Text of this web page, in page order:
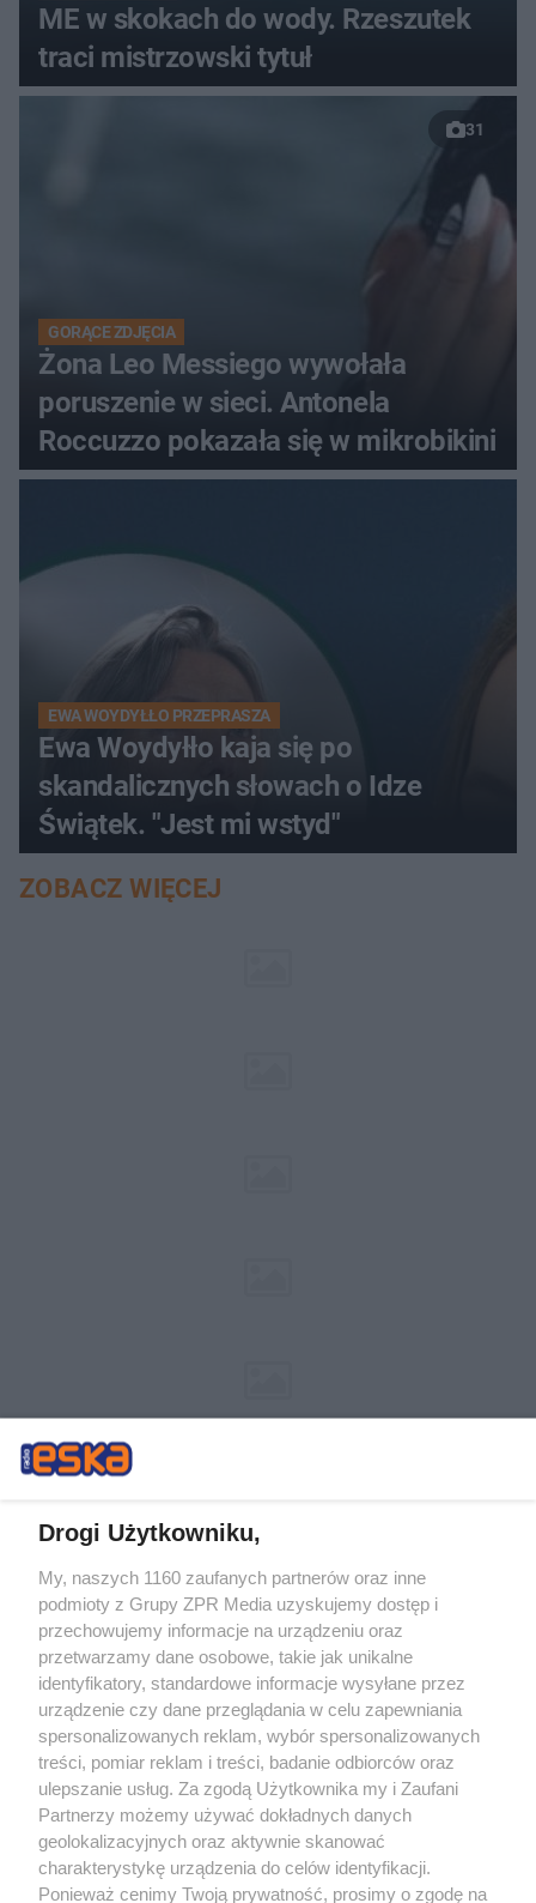
ME w skokach do wody. Rzeszutek
traci mistrzowski tytuł
31
GORĄCE ZDJĘCIA
Żona Leo Messiego wywołała
poruszenie w sieci. Antonela
Roccuzzo pokazała się w mikrobikini
EWA WOYDYŁŁO PRZEPRASZA
Ewa Woydyłło kaja się po
skandalicznych słowach o Idze
Świątek. "Jest mi wstyd"
ZOBACZ WIĘCEJ
Żaden utwór zamieszczony w serwisie nie może być powielany i
rozpowszechniany lub dalej rozpowszechniany w jakikolwiek sposób (w
tym także elektroniczny lub mechaniczny) na jakimkolwiek polu
eksploatacji w jakiejkolwiek formie, włącznie z umieszczaniem w Internecie
bez pisemnej zgody właściciela praw. Jakiekolwiek użycie lub
wykorzystanie utworów w całości lub w części z naruszeniem prawa, tzn.
bez właściwej zgody, jest zabronione pod groźbą kary i może być ścigane
prawnie.
O nas
Drogi Użytkowniku,
My, naszych 1160 zaufanych partnerów oraz inne
podmioty z Grupy ZPR Media uzyskujemy dostęp i
przechowujemy informacje na urządzeniu oraz
przetwarzamy dane osobowe, takie jak unikalne
identyfikatory, standardowe informacje wysyłane przez
urządzenie czy dane przeglądania w celu zapewniania
spersonalizowanych reklam, wybór spersonalizowanych
treści, pomiar reklam i treści, badanie odbiorców oraz
ulepszanie usług. Za zgodą Użytkownika my i Zaufani
Partnerzy możemy używać dokładnych danych
geolokalizacyjnych oraz aktywnie skanować
charakterystykę urządzenia do celów identyfikacji.
Ponieważ cenimy Twoją prywatność, prosimy o zgodę na